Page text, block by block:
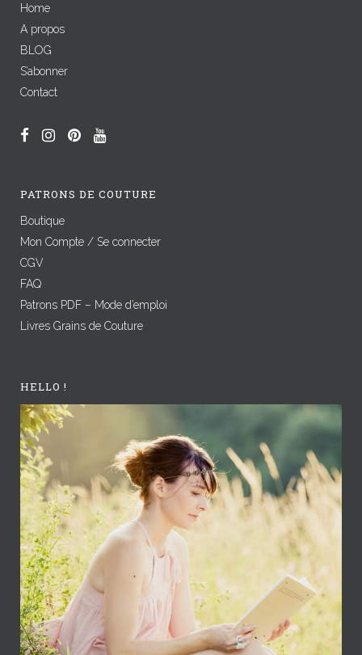
Home
A propos
BLOG
S’abonner
Contact
PATRONS DE COUTURE
Boutique
Mon Compte / Se connecter
CGV
FAQ
Patrons PDF – Mode d’emploi
Livres Grains de Couture
HELLO !